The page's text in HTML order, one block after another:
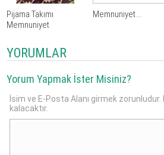
Pijama Takımı
Memnuniyet
Memnuniyet….
YORUMLAR
Yorum Yapmak İster Misiniz?
İsim ve E-Posta Alanı girmek
kalacaktır.